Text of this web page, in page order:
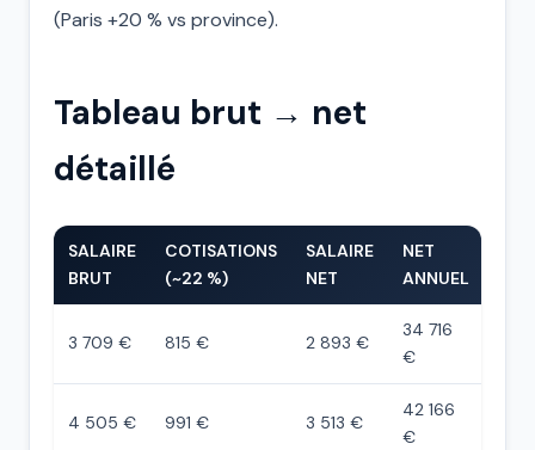
(Paris +20 % vs province).
Tableau brut → net
détaillé
SALAIRE
BRUT
COTISATIONS
(~22 %)
SALAIRE
NET
NET
ANNUEL
3 709 € 815 € 2 893 €
34 716
€
4 505 € 991 € 3 513 €
42 166
€